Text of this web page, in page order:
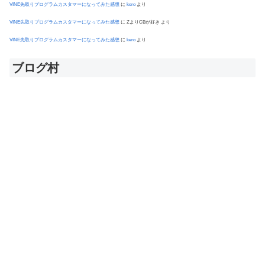
VINE先取りプログラムカスタマーになってみた感想 に kero より
VINE先取りプログラムカスタマーになってみた感想 に ZよりCBが好き より
VINE先取りプログラムカスタマーになってみた感想 に kero より
ブログ村